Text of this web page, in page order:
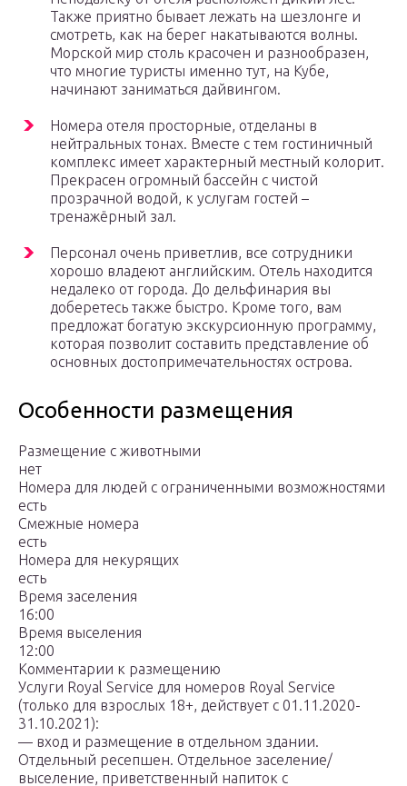
Также приятно бывает лежать на шезлонге и
смотреть, как на берег накатываются волны.
Морской мир столь красочен и разнообразен,
что многие туристы именно тут, на Кубе,
начинают заниматься дайвингом.
Номера отеля просторные, отделаны в
нейтральных тонах. Вместе с тем гостиничный
комплекс имеет характерный местный колорит.
Прекрасен огромный бассейн с чистой
прозрачной водой, к услугам гостей –
тренажёрный зал.
Персонал очень приветлив, все сотрудники
хорошо владеют английским. Отель находится
недалеко от города. До дельфинария вы
доберетесь также быстро. Кроме того, вам
предложат богатую экскурсионную программу,
которая позволит составить представление об
основных достопримечательностях острова.
Особенности размещения
Размещение с животными
нет
Номера для людей с ограниченными возможностями
есть
Смежные номера
есть
Номера для некурящих
есть
Время заселения
16:00
Время выселения
12:00
Комментарии к размещению
Услуги Royal Service для номеров Royal Service
(только для взрослых 18+, действует с 01.11.2020-
31.10.2021):
— вход и размещение в отдельном здании.
Отдельный ресепшен. Отдельное заселение/
выселение, приветственный напиток с